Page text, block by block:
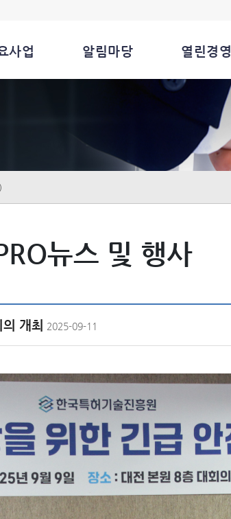
사업 알림마당 열린경영
뉴스 및 행사
개최 2025-09-11